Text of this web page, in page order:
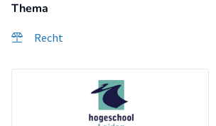
Thema
Recht